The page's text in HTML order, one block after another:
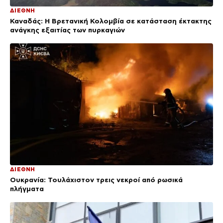
ΔΙΕΘΝΗ
Καναδάς: Η Βρετανική Κολομβία σε κατάσταση έκτακτης
ανάγκης εξαιτίας των πυρκαγιών
ΔΙΕΘΝΗ
Ουκρανία: Τουλάχιστον τρεις νεκροί από ρωσικά
πλήγματα